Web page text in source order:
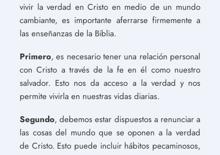
vivir la verdad en Cristo en medio de un mundo
cambiante, es importante aferrarse firmemente a
las enseñanzas de la Biblia.
Primero, es necesario tener una relación personal
con Cristo a través de la fe en él como nuestro
salvador. Esto nos da acceso a la verdad y nos
permite vivirla en nuestras vidas diarias.
Segundo, debemos estar dispuestos a renunciar a
las cosas del mundo que se oponen a la verdad
de Cristo. Esto puede incluir hábitos pecaminosos,